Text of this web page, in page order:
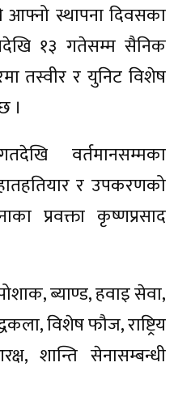
आफ्नो स्थापना दिवसका
१३ गतेसम्म सैनिक
तस्वीर र युनिट विशेष
।
वर्तमानसम्मका
र उपकरणको
प्रवक्ता कृष्णप्रसाद
ब्याण्ड, हवाइ सेवा,
विशेष फौज, राष्ट्रिय
शान्ति सेनासम्बन्धी